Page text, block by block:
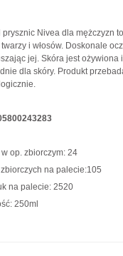
prysznic Nivea dla mężczyzn
twarzy i włosów. Doskonale
jej. Skóra jest ożywiona
dla skóry. Produkt
w op. zbiorczym: 24
zbiorczych na palecie:105
na palecie: 2520
250ml